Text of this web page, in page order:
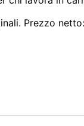
Prezzo